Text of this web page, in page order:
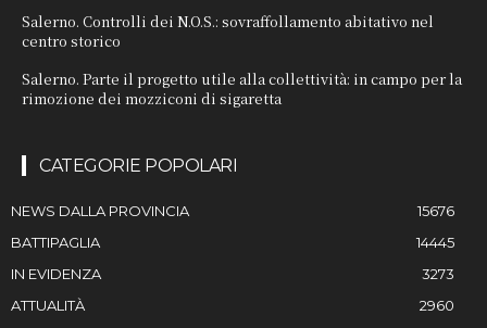
Salerno. Controlli dei N.O.S.: sovraffollamento abitativo nel
centro storico
Salerno. Parte il progetto utile alla collettività: in campo per la
rimozione dei mozziconi di sigaretta
CATEGORIE POPOLARI
NEWS DALLA PROVINCIA
15676
BATTIPAGLIA
14445
IN EVIDENZA
3273
ATTUALITÀ
2960